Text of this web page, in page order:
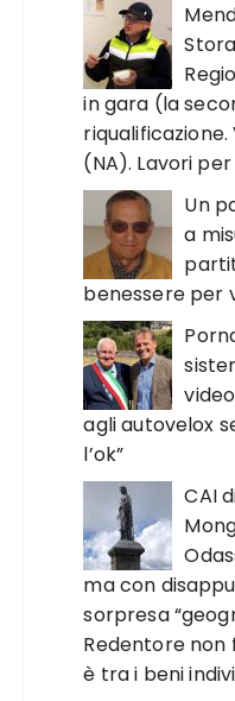
in gara (la
(NA). Lavori
Un
a
benessere per
agli autovelox
l’ok”
CAI
ma con
sorpresa
Redentore
è tra i beni